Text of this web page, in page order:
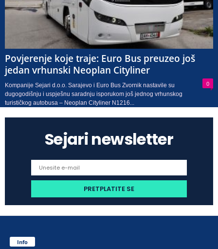
Povjerenje koje traje: Euro Bus preuzeo još
jedan vrhunski Neoplan Cityliner
0
Kompanije Sejari d.o.o. Sarajevo i Euro Bus Zvornik nastavile su
dugogodišnju i uspješnu saradnju isporukom još jednog vrhunskog
turističkog autobusa – Neoplan Cityliner N1216...
Sejari newsletter
Info